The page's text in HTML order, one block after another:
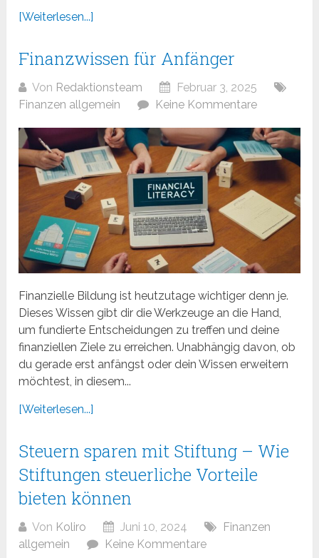
[Weiterlesen...]
Finanzwissen für Anfänger
Von Redaktionsteam
Februar 3, 2025
Finanzen allgemein
Keine Kommentare
Finanzielle Bildung ist heutzutage wichtiger denn je.
Dieses Wissen gibt dir die Werkzeuge an die Hand,
um fundierte Entscheidungen zu treffen und deine
finanziellen Ziele zu erreichen. Unabhängig davon, ob
du gerade erst anfängst oder dein Wissen erweitern
möchtest, in diesem...
[Weiterlesen...]
Steuern sparen mit Stiftung – Wie
Stiftungen steuerliche Vorteile
bieten können
Von Koliro Juni 10, 2024
Finanzen
allgemein
Keine Kommentare